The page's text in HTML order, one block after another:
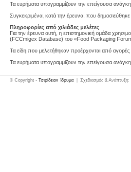
Τα ευρήματα υπογραμμίζουν την επείγουσα
Συγκεκριμένα, κατά την έρευνα, που
Πληροφορίες από χιλιάδες μελέτες
Για την έρευνα αυτή, η επιστημονική ομάδα
(FCCmigex Database) του «Food Packaging Forum»
Τα είδη που μελετήθηκαν προέρχονται από
Τα ευρήματα υπογραμμίζουν την επείγουσα
© Copyright - Τσιρίδειον Ίδρυμα | Σχεδιασμός & Ανάπτυξη: